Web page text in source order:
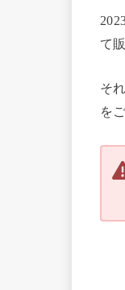
て
そ
を